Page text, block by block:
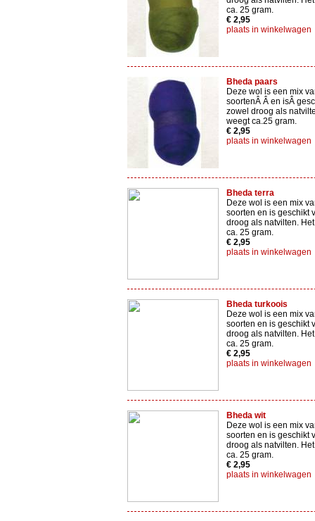
ca. 25 gram.
€ 2,95
plaats in winkelwagen
Bheda paars
Deze wol is een mix
soortenÂ Â en isÂ
zowel droog als
weegt ca.25 gram.
€ 2,95
plaats in winkelwagen
Bheda terra
Deze wol is een mix
soorten en is geschikt
droog als natvilten.
ca. 25 gram.
€ 2,95
plaats in winkelwagen
Bheda turkoois
Deze wol is een mix
soorten en is geschikt
droog als natvilten.
ca. 25 gram.
€ 2,95
plaats in winkelwagen
Bheda wit
Deze wol is een mix
soorten en is geschikt
droog als natvilten.
ca. 25 gram.
€ 2,95
plaats in winkelwagen